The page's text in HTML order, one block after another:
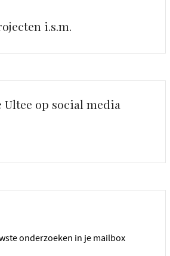
i.s.m.
Ultee op social media
onderzoeken in je mailbox